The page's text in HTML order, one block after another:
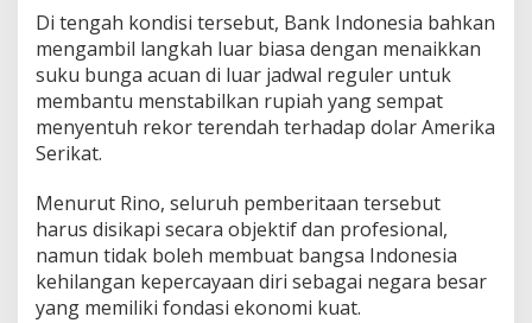
A
T
E
R
H
A
N
K
R
I
*
Di tengah kondisi tersebut, Bank Indonesia bahkan
mengambil langkah luar biasa dengan menaikkan
suku bunga acuan di luar jadwal reguler untuk
membantu menstabilkan rupiah yang sempat
menyentuh rekor terendah terhadap dolar Amerika
Serikat.
Menurut Rino, seluruh pemberitaan tersebut
harus disikapi secara objektif dan profesional,
namun tidak boleh membuat bangsa Indonesia
kehilangan kepercayaan diri sebagai negara besar
yang memiliki fondasi ekonomi kuat.